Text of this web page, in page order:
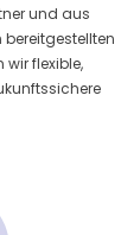
und aus
flexible,